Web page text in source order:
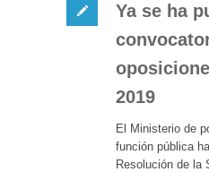
Ya se ha
2019
El Ministerio de
función pública
Resolución de la